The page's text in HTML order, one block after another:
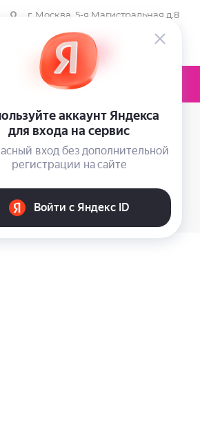
г. Москва, 5-я Магистральная д.8
КОМПАНИЯ
0